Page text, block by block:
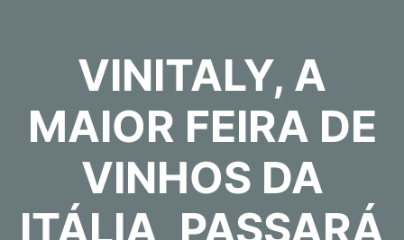
VINITALY, A
MAIOR FEIRA DE
VINHOS DA
ITÁLIA, PASSARÁ